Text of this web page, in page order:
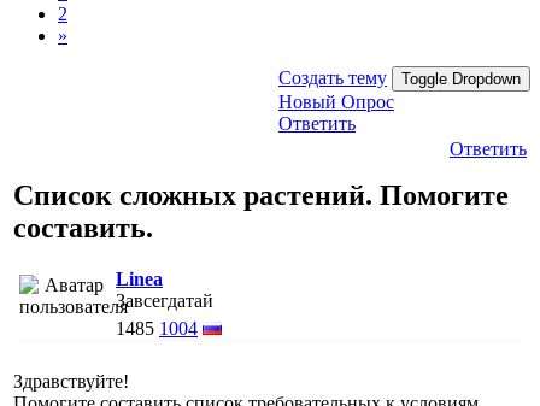
2
»
Создать тему Toggle Dropdown
Новый Опрос
Ответить
Ответить
Список сложных растений. Помогите
составить.
Linea
Завсегдатай
1485 1004
Здравствуйте!